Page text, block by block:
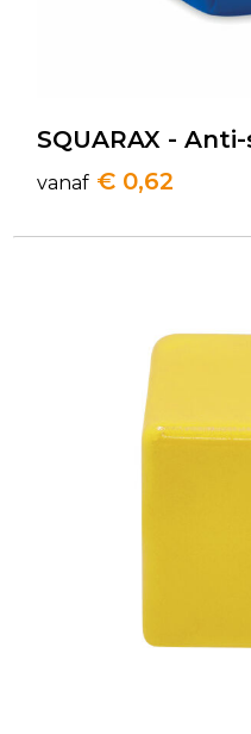
SQUARAX -
vanaf € 0,62